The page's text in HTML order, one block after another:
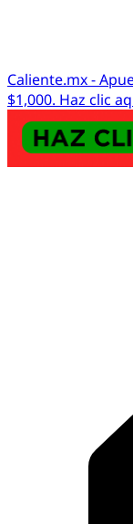
Caliente.mx -
$1,000. Haz clic